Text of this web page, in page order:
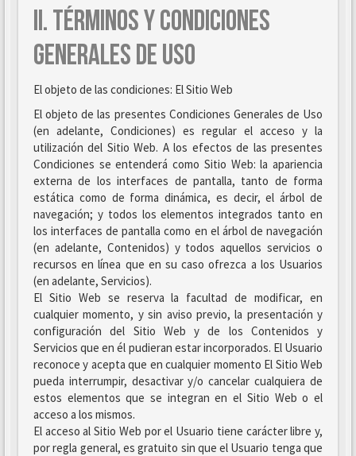
II. TÉRMINOS Y CONDICIONES
GENERALES DE USO
El objeto de las condiciones: El Sitio Web
El objeto de las presentes Condiciones Generales de Uso
(en adelante, Condiciones) es regular el acceso y la
utilización del Sitio Web. A los efectos de las presentes
Condiciones se entenderá como Sitio Web: la apariencia
externa de los interfaces de pantalla, tanto de forma
estática como de forma dinámica, es decir, el árbol de
navegación; y todos los elementos integrados tanto en
los interfaces de pantalla como en el árbol de navegación
(en adelante, Contenidos) y todos aquellos servicios o
recursos en línea que en su caso ofrezca a los Usuarios
(en adelante, Servicios).
El Sitio Web se reserva la facultad de modificar, en
cualquier momento, y sin aviso previo, la presentación y
configuración del Sitio Web y de los Contenidos y
Servicios que en él pudieran estar incorporados. El Usuario
reconoce y acepta que en cualquier momento El Sitio Web
pueda interrumpir, desactivar y/o cancelar cualquiera de
estos elementos que se integran en el Sitio Web o el
acceso a los mismos.
El acceso al Sitio Web por el Usuario tiene carácter libre y,
por regla general, es gratuito sin que el Usuario tenga que